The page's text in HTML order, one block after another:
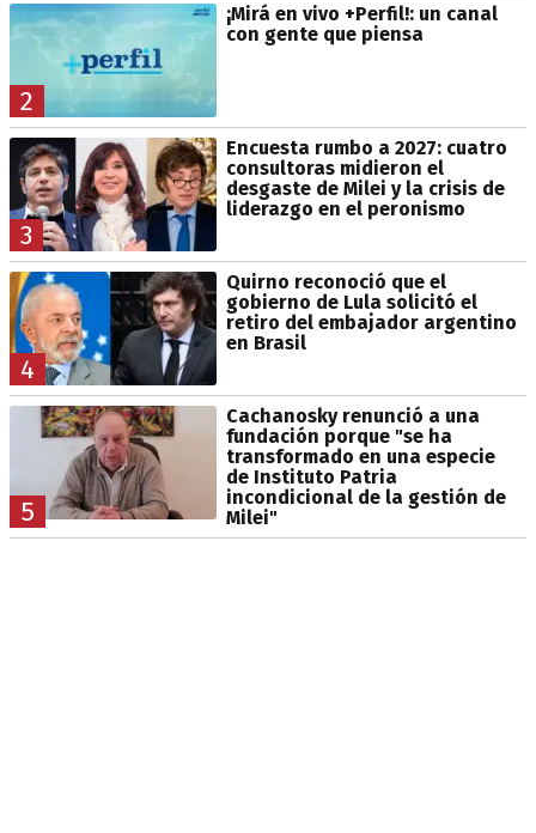
2
¡Mirá en vivo +Perfil!: un canal
con gente que piensa
3
Encuesta rumbo a 2027: cuatro
consultoras midieron el
desgaste de Milei y la crisis de
liderazgo en el peronismo
4
Quirno reconoció que el
gobierno de Lula solicitó el
retiro del embajador argentino
en Brasil
5
Cachanosky renunció a una
fundación porque "se ha
transformado en una especie
de Instituto Patria
incondicional de la gestión de
Milei"